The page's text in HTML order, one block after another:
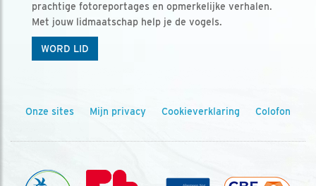
prachtige fotoreportages en opmerkelijke verhalen.
Met jouw lidmaatschap help je de vogels.
WORD LID
Onze sites Mijn privacy Cookieverklaring Colofon